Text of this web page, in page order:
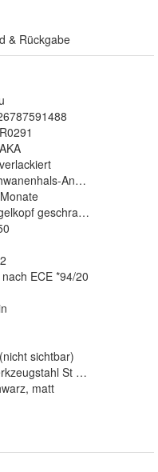
& Rückgabe
Anhängerkupplung
geschraubt (starr)
ECE *94/20
sichtbar)
St 52-3
matt